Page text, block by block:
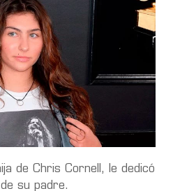
de Chris Cornell, le dedicó
su padre.